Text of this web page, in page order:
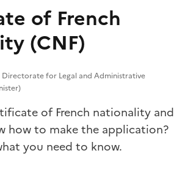
of French
(CNF)
Directorate for Legal and Administrative
of French nationality and
how to make the application?
you need to know.